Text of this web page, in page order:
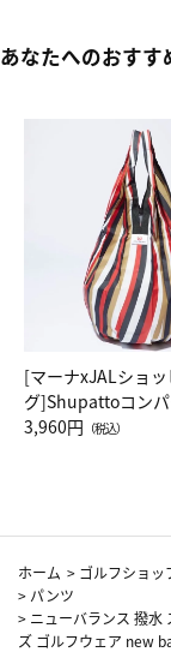
あなたへのおすす
[マーナxJALショッ
グ]Shupattoコン
Drop JAL客室乗務
3,960円 （税込）
ホーム > ゴルフショッ
> パンツ
> ニューバランス 撥水
ズ ゴルフウェア new